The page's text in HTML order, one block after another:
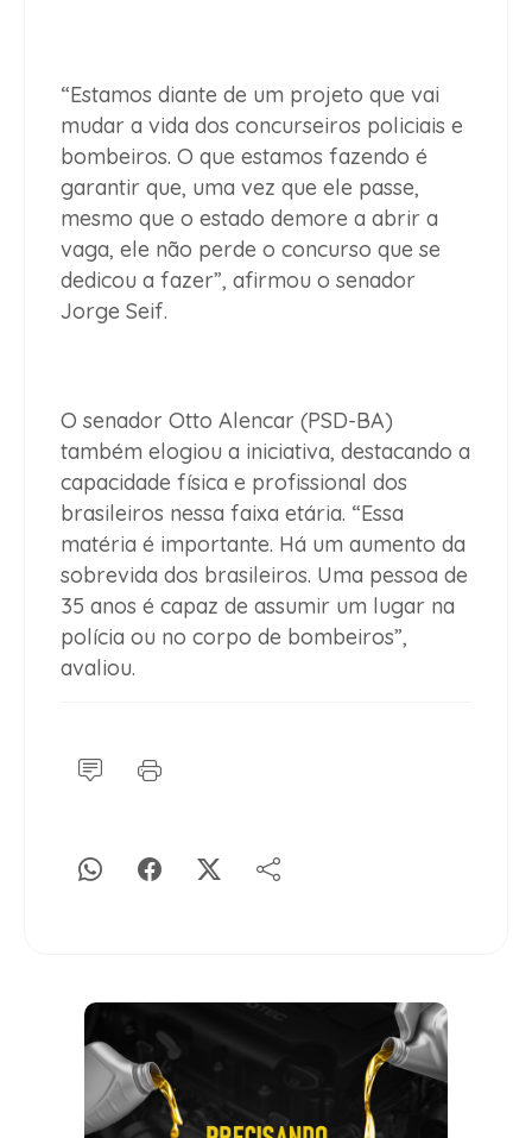
“Estamos diante de um projeto que vai
mudar a vida dos concurseiros policiais e
bombeiros. O que estamos fazendo é
garantir que, uma vez que ele passe,
mesmo que o estado demore a abrir a
vaga, ele não perde o concurso que se
dedicou a fazer”, afirmou o senador
Jorge Seif.
O senador Otto Alencar (PSD-BA)
também elogiou a iniciativa, destacando a
capacidade física e profissional dos
brasileiros nessa faixa etária. “Essa
matéria é importante. Há um aumento da
sobrevida dos brasileiros. Uma pessoa de
35 anos é capaz de assumir um lugar na
polícia ou no corpo de bombeiros”,
avaliou.